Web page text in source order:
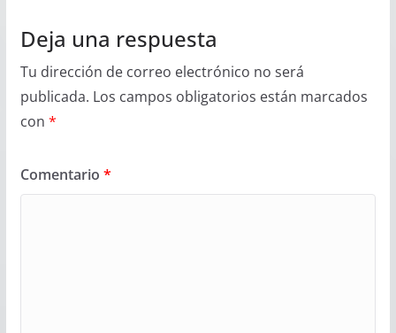
Deja una respuesta
Tu dirección de correo electrónico no será
publicada. Los campos obligatorios están marcados
con *
Comentario *